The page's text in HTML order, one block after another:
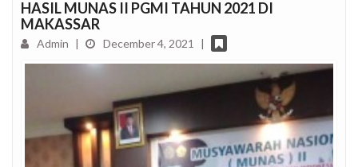
HASIL MUNAS II PGMI TAHUN 2021 DI
MAKASSAR
Admin | December 4, 2021 |